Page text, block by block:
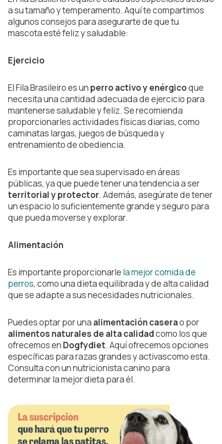
a su tamaño y temperamento. Aquí te compartimos
algunos consejos para asegurarte de que tu
mascota esté feliz y saludable:
Ejercicio
El Fila Brasileiro es un perro activo y enérgicoque
necesita una cantidad adecuada de ejercicio para
mantenerse saludable y feliz. Se recomienda
proporcionarles actividades físicas diarias, como
caminatas largas, juegos de búsqueda y
entrenamiento de obediencia.
Es importante que sea supervisado en áreas
públicas, ya que puede tener una tendencia a ser
territorial y protector. Además, asegúrate de tener
un espacio lo suficientemente grande y seguro para
que pueda moverse y explorar.
Alimentación
Es importante proporcionarle la mejor comida de
perros, como una dieta equilibrada y de alta calidad
que se adapte a sus necesidades nutricionales.
Puedes optar por una alimentación caserao por
alimentos naturales de alta calidadcomo los que
ofrecemos en Dogfydiet. Aquí ofrecemos opciones
específicas para razas grandes y activascomo esta.
Consulta con un nutricionista canino para
determinar la mejor dieta para él.